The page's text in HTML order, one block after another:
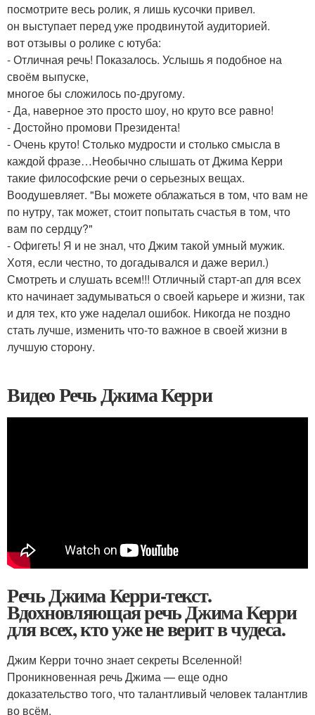
посмотрите весь ролик, я лишь кусочки привел.
он выступает перед уже продвинутой аудиторией.
вот отзывы о ролике с ютуба:
- Отличная речь! Показалось. Услышь я подобное на
своём выпуске,
многое бы сложилось по-другому.
- Да, наверное это просто шоу, но круто все равно!
- Достойно промови Президента!
- Очень круто! Столько мудрости и столько смысла в
каждой фразе…Необычно слышать от Джима Керри
такие философские речи о серьезных вещах.
Воодушевляет. "Вы можете облажаться в том, что вам не
по нутру, так может, стоит попытать счастья в том, что
вам по сердцу?"
- Офигеть! Я и не знал, что Джим такой умный мужик.
Хотя, если честно, то догадывался и даже верил.)
Смотреть и слушать всем!!! Отличный старт-ап для всех
кто начинает задумываться о своей карьере и жизни, так
и для тех, кто уже наделал ошибок. Никогда не поздно
стать лучше, изменить что-то важное в своей жизни в
лучшую сторону.
Видео Речь Джима Керри
Речь Джима Керри-текст.
Вдохновляющая речь Джима Керри
для всех, кто уже не верит в чудеса.
Джим Керри точно знает секреты Вселенной!
Проникновенная речь Джима — еще одно
доказательство того, что талантливый человек талантлив
во всём.